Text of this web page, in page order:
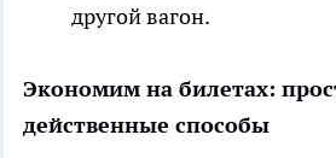
другой вагон.
Экономим на билетах:
действенные способы